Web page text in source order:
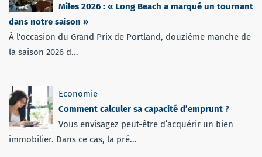
Miles 2026 : « Long Beach a marqué un tournant
dans notre saison »
À l'occasion du Grand Prix de Portland, douzième manche de
la saison 2026 d...
Economie
Comment calculer sa capacité d’emprunt ?
Vous envisagez peut-être d’acquérir un bien
immobilier. Dans ce cas, la pré...